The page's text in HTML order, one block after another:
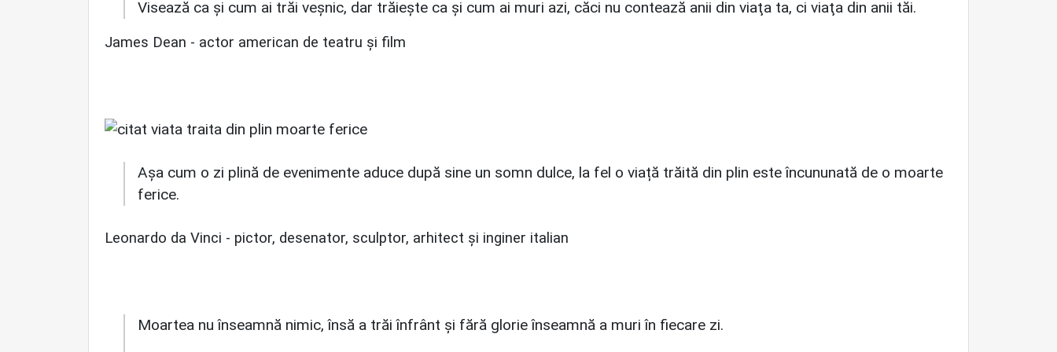
Visează ca şi cum ai trăi veşnic, dar trăieşte ca şi cum ai muri azi, căci nu contează anii din viaţa ta, ci viaţa din anii tăi.
James Dean - actor american de teatru și film
Așa cum o zi plină de evenimente aduce după sine un somn dulce, la fel o viață trăită din plin este încununată de o moarte
ferice.
Leonardo da Vinci - pictor, desenator, sculptor, arhitect şi inginer italian
Moartea nu înseamnă nimic, însă a trăi înfrânt și fără glorie înseamnă a muri în fiecare zi.